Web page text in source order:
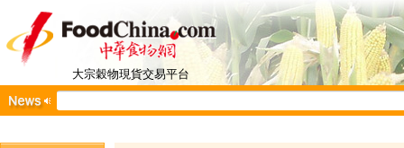
大宗穀物現貨交易平台